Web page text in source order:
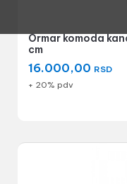
Ormar komoda
cm
16.000,00 RSD
+ 20% pdv